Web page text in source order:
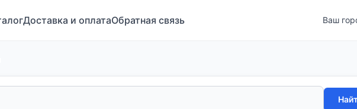
Доставка и оплатаОбратная связь Ваш